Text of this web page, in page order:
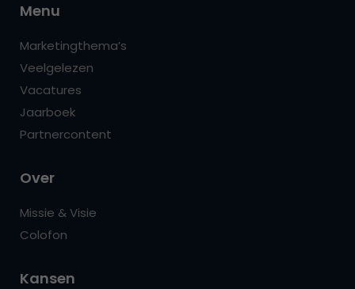
Menu
Marketingthema’s
Veelgelezen
Vacatures
Jaarboek
Partnercontent
Over
Missie & Visie
Colofon
Kansen